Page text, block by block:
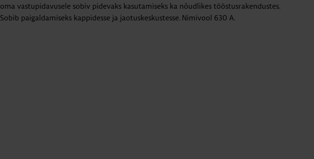
oma vastupidavusele sobiv pidevaks kasutamiseks ka nõudlikes tööstusrakendustes.
Sobib paigaldamiseks kappidesse ja jaotuskeskustesse. Nimivool 630 A.